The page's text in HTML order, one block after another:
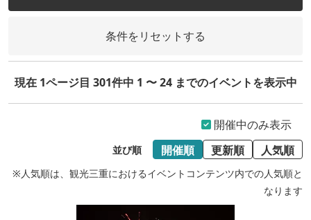
条件をリセットする
現在 1ページ目 301件中 1 〜 24 までのイベントを表示中
開催中のみ表示
並び順 開催順 更新順 人気順
※人気順は、観光三重におけるイベントコンテンツ内での人気順と
なります